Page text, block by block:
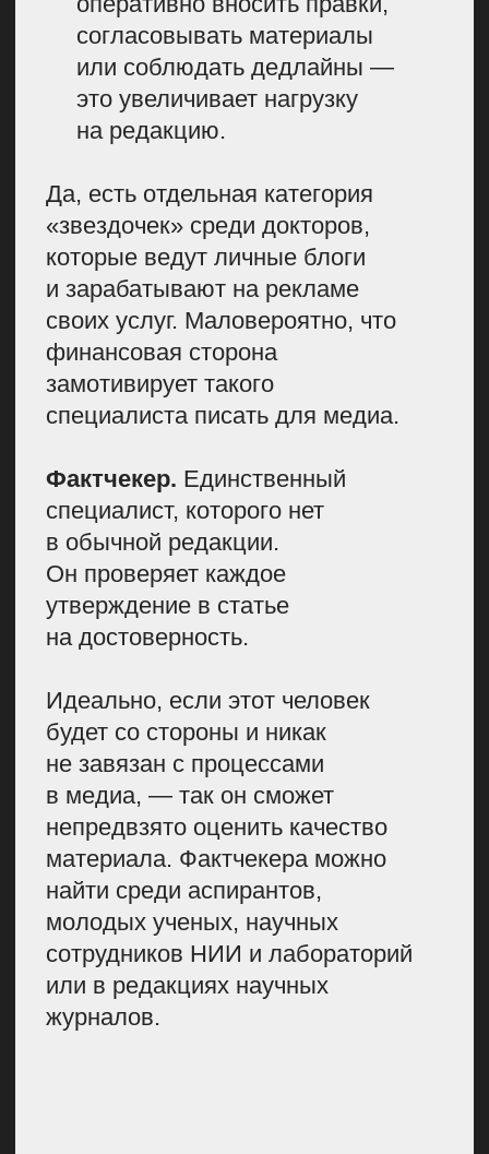
Несмотря на сложности, еще
остались приемы, которые помогут
Экспериментируйте.Ищите темы,
Например, пишите короткие
выжимки медицинских фактов,
вроде «В каких продуктах
содержится железо». Такой контент
дает хороший трафик, так как
закрывает частые вопросы
аудитории.
Так, на сайте «Купрум» есть раздел
«Справочник», где можно почитать
короткие заметки о лекарствах,
болезнях, еде, анализах
и обследованиях
Добавляйте опыт реальных людей.
Людям нравится читать о жизни
других. Например, настоящие
отзывы или лайфхаки человека
будут воспринимать лучше, чем
сухую инструкцию. Так человек
понимает, что в своей проблеме
он не один.
Например, как-то в Лайфхакере
опубликовали статью
«Как
медитация помогла побороть
бессонницу и начать нормально
спать», и она быстро завирусилась.
Хотя до этого были материалы